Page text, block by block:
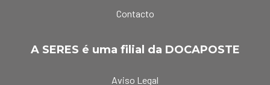
Contacto
A SERES é uma filial da DOCAPOSTE
Aviso Legal